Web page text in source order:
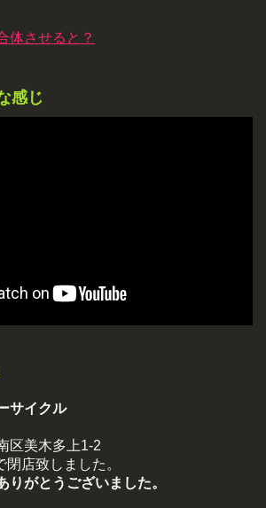
体させると？
感じ
サイクル
区美木多上1-2
店致しました。
りがとうございました。